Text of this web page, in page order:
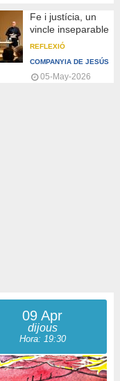
Fe i justícia, un
vincle inseparable
REFLEXIÓ
COMPANYIA DE JESÚS
05-May-2026
09 Apr
dijous
Hora: 19:30